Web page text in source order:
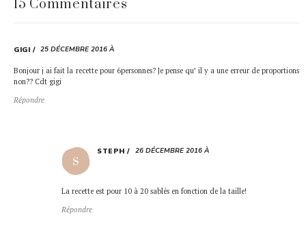
15 Commentaires
GIGI 25 DÉCEMBRE 2016 À
Bonjour j ai fait la recette pour 6personnes? Je pense qu’ il y a une erreur de proportions
non?? Cdt gigi
Répondre
STEPH 26 DÉCEMBRE 2016 À
La recette est pour 10 à 20 sablés en fonction de la taille!
Répondre